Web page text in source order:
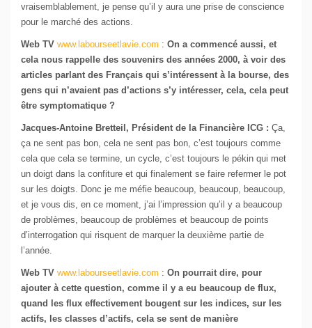
vraisemblablement, je pense qu’il y aura une prise de conscience
pour le marché des actions.
Web TV www.labourseetlavie.com : On a commencé aussi, et
cela nous rappelle des souvenirs des années 2000, à voir des
articles parlant des Français qui s’intéressent à la bourse, des
gens qui n’avaient pas d’actions s’y intéresser, cela, cela peut
être symptomatique ?
Jacques-Antoine Bretteil, Président de la Financière ICG : Ça,
ça ne sent pas bon, cela ne sent pas bon, c’est toujours comme
cela que cela se termine, un cycle, c’est toujours le pékin qui met
un doigt dans la confiture et qui finalement se faire refermer le pot
sur les doigts. Donc je me méfie beaucoup, beaucoup, beaucoup,
et je vous dis, en ce moment, j’ai l’impression qu’il y a beaucoup
de problèmes, beaucoup de problèmes et beaucoup de points
d’interrogation qui risquent de marquer la deuxième partie de
l’année.
Web TV www.labourseetlavie.com : On pourrait dire, pour
ajouter à cette question, comme il y a eu beaucoup de flux,
quand les flux effectivement bougent sur les indices, sur les
actifs, les classes d’actifs, cela se sent de manière